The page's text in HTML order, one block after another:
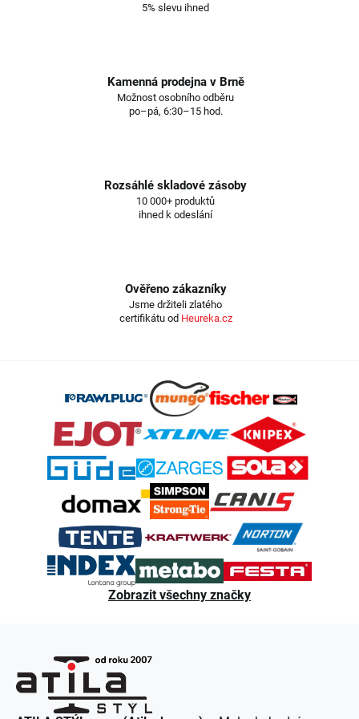
5% slevu ihned
Kamenná prodejna v Brně
Možnost osobního odběru
po–pá, 6:30–15 hod.
Rozsáhlé skladové zásoby
10 000+ produktů
ihned k odeslání
Ověřeno zákazníky
Jsme držiteli zlatého
certifikátu od Heureka.cz
Zobrazit všechny značky